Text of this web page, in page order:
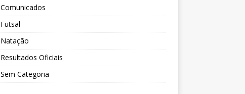
Comunicados
Futsal
Natação
Resultados Oficiais
Sem Categoria